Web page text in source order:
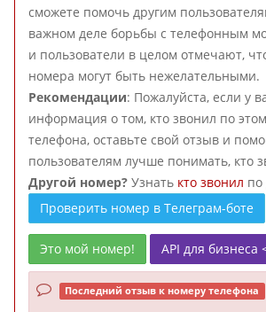
сможете помочь другим
важном деле борьбы с телефонным
и пользователи в целом отмечают,
номера могут быть нежелательными.
Рекомендации: Пожалуйста, если у
информация о том, кто звонил по
телефона, оставьте свой отзыв и
пользователям лучше понимать, кто
Другой номер? Узнать кто звонил по
Проверить номер в Телеграм-боте
Это мой номер! API для бизнеса
Последний отзыв к номеру телефона